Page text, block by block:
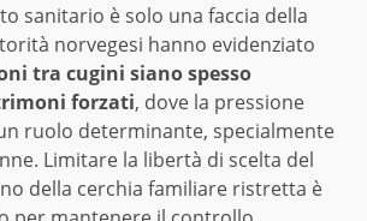
sanitario è solo una faccia della
norvegesi hanno evidenziato
tra cugini siano spesso
forzati, dove la pressione
ruolo determinante, specialmente
Limitare la libertà di scelta del
della cerchia familiare ristretta è